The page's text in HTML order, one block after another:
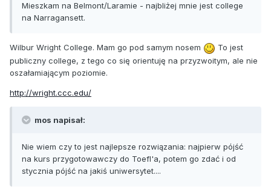
Mieszkam na Belmont/Laramie - najbliżej mnie jest college
na Narragansett.
Wilbur Wright College. Mam go pod samym nosem
To jest
publiczny college, z tego co się orientuję na przyzwoitym, ale nie
oszałamiającym poziomie.
http://wright.ccc.edu/
mos napisał:
Nie wiem czy to jest najlepsze rozwiązania: najpierw pójść
na kurs przygotowawczy do Toefl'a, potem go zdać i od
stycznia pójść na jakiś uniwersytet....